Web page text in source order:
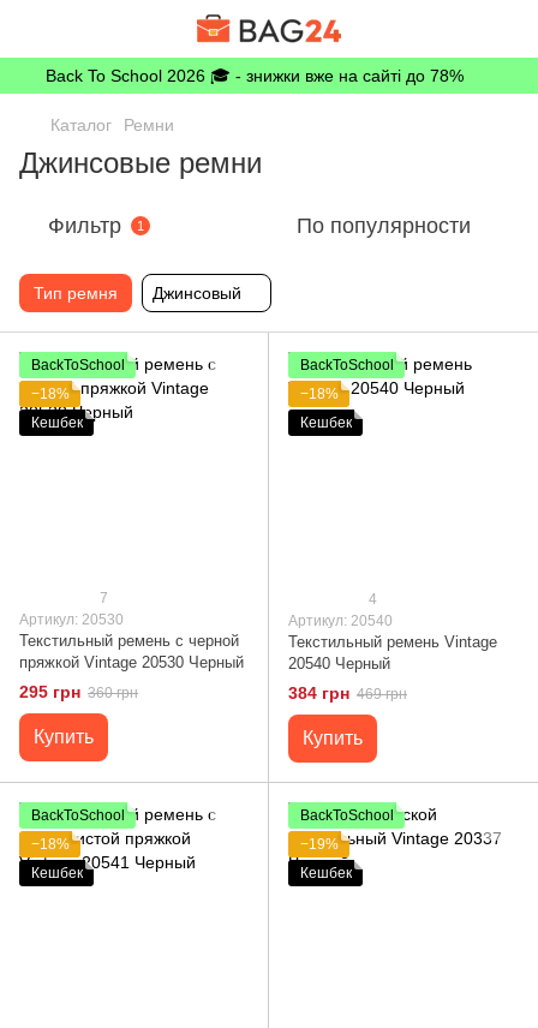
Back To School 2026 🎓 - знижки вже на сайті до 78%
Каталог Ремни
Джинсовые ремни
Фильтр 1 По популярности
Тип ремня Джинсовый
BackToSchool
−18%
Кешбек
7
Артикул: 20530
Текстильный ремень с черной
пряжкой Vintage 20530 Черный
295 грн 360 грн
Купить
BackToSchool
−18%
Кешбек
4
Артикул: 20540
Текстильный ремень Vintage
20540 Черный
384 грн 469 грн
Купить
BackToSchool
−18%
Кешбек
BackToSchool
−19%
Кешбек